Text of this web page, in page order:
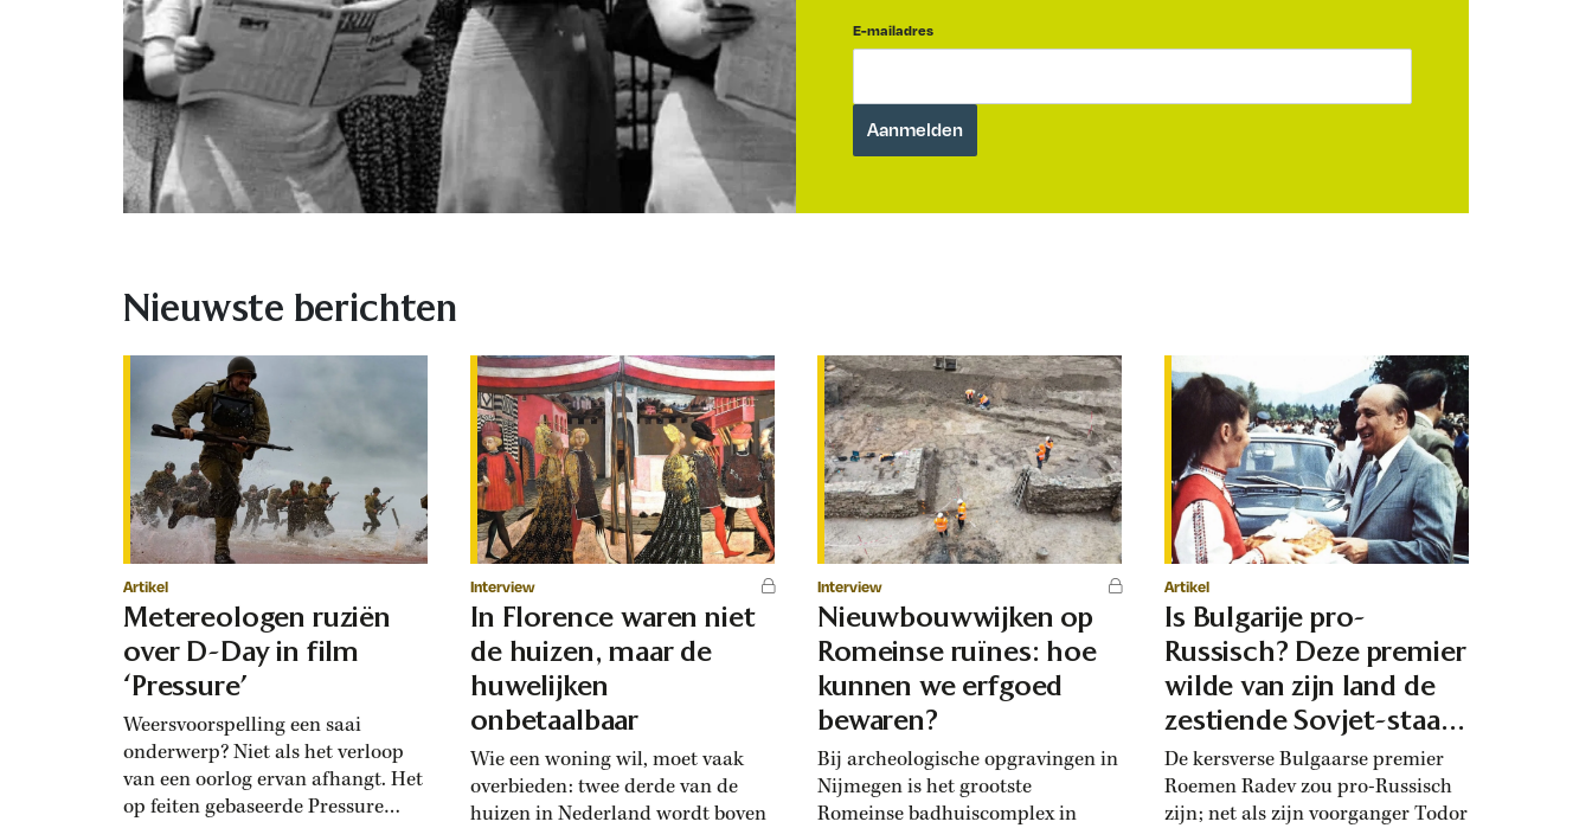
E-mailadres
Nieuwste berichten
Artikel
Metereologen ruziën
over D-Day in film
‘Pressure’
Weersvoorspelling een saai
onderwerp? Niet als het verloop
van een oorlog ervan afhangt. Het
op feiten gebaseerde Pressure
Interview
In Florence waren niet
de huizen, maar de
huwelijken
onbetaalbaar
Wie een woning wil, moet vaak
overbieden: twee derde van de
huizen in Nederland wordt boven
Interview
Nieuwbouwwijken op
Romeinse ruïnes: hoe
kunnen we erfgoed
bewaren?
Bij archeologische opgravingen in
Nijmegen is het grootste
Romeinse badhuiscomplex in
Artikel
Is Bulgarije pro-
Russisch? Deze premier
wilde van zijn land de
zestiende Sovjet-staat
maken
De kersverse Bulgaarse premier
Roemen Radev zou pro-Russisch
zijn; net als zijn voorganger Todor